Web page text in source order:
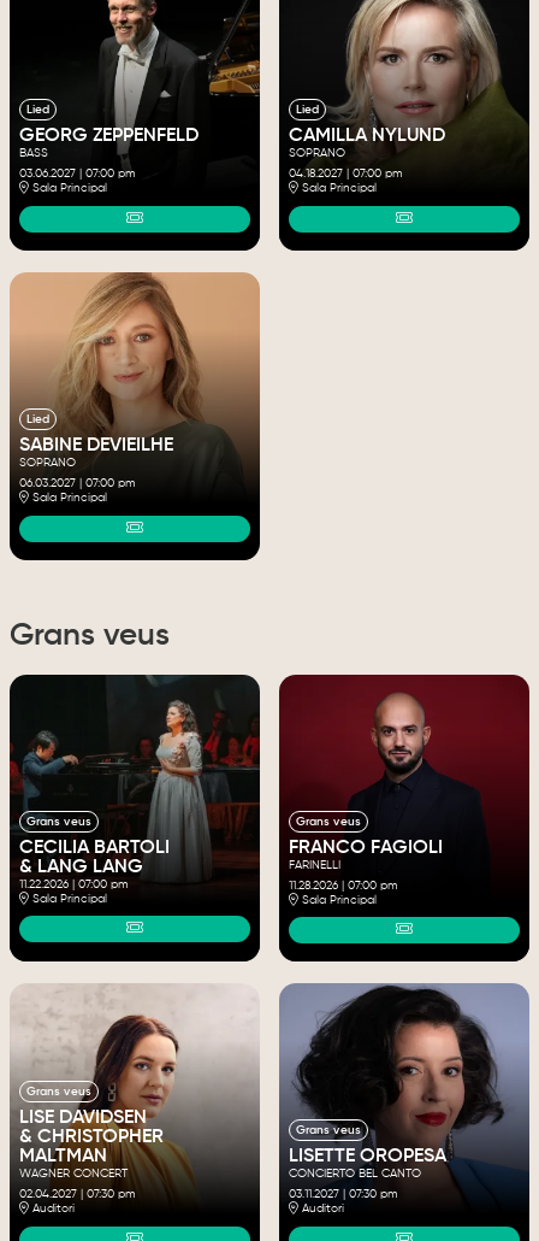
Lied
GEORG ZEPPENFELD
BASS
03.06.2027| 07:00 pm
Sala Principal
Lied
CAMILLA NYLUND
SOPRANO
04.18.2027| 07:00 pm
Sala Principal
Lied
SABINE DEVIEILHE
SOPRANO
06.03.2027| 07:00 pm
Sala Principal
Grans veus
Grans veus
CECILIA BARTOLI
& LANG LANG
11.22.2026| 07:00 pm
Sala Principal
Grans veus
FRANCO FAGIOLI
FARINELLI
11.28.2026| 07:00 pm
Sala Principal
Grans veus
LISE DAVIDSEN
& CHRISTOPHER
MALTMAN
WAGNER CONCERT
02.04.2027| 07:30 pm
Auditori
Grans veus
LISETTE OROPESA
CONCIERTO BEL CANTO
03.11.2027| 07:30 pm
Auditori